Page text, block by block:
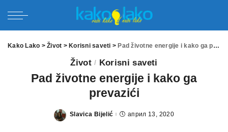
Kako Lako >Život > Korisni saveti > Pad životne energije i kako ga prevazići
Život Korisni saveti
Pad životne energije i kako ga
prevazići
Posted
Slavica Bijelić април 13, 2020